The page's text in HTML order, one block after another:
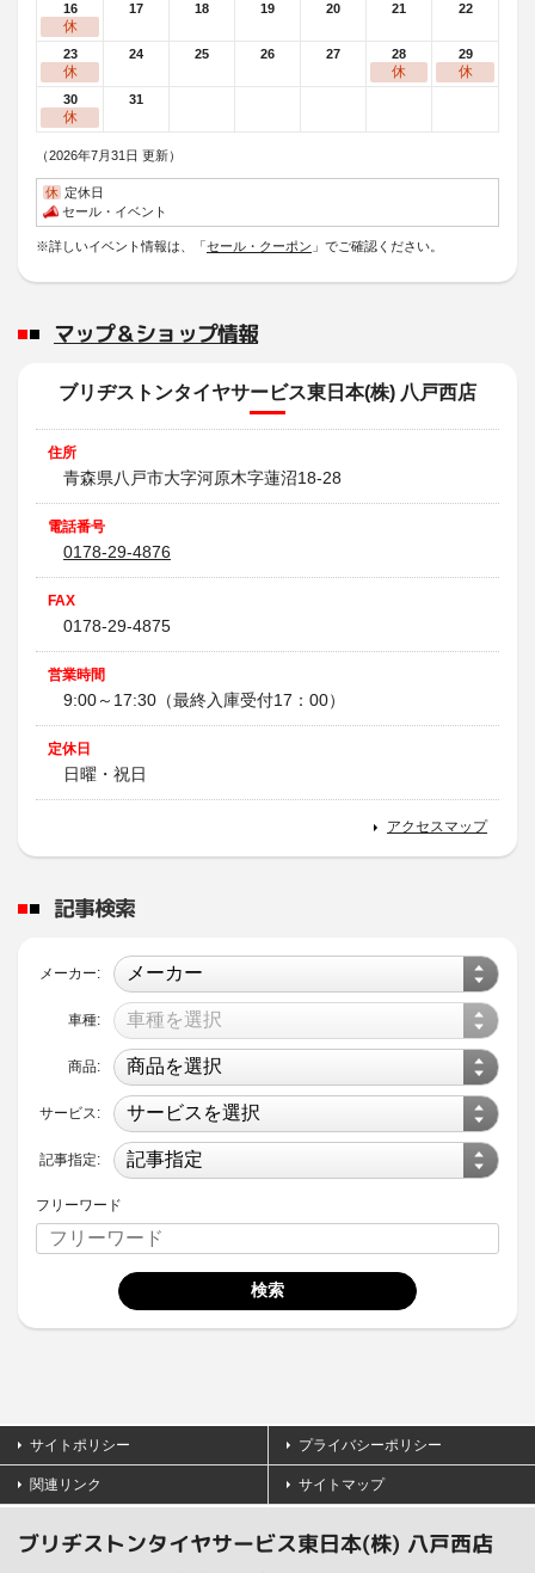
16
休
17 18 19 20 21 22
23
休
24 25 26 27 28
休
29
休
30
休
31
（2026年7月31日 更新）
休 定休日
セール・イベント
※詳しいイベント情報は、「セール・クーポン 」でご確認ください。
マップ＆ショップ情報
ブリヂストンタイヤサービス東日本(株) 八戸西店
住所
青森県八戸市大字河原木字蓮沼18-28
電話番号
0178-29-4876
FAX
0178-29-4875
営業時間
9:00～17:30（最終入庫受付17：00）
定休日
日曜・祝日
アクセスマップ
記事検索
メーカー:
車種:
商品:
サービス:
記事指定:
フリーワード
サイトポリシー プライバシーポリシー
関連リンク サイトマップ
ブリヂストンタイヤサービス東日本(株) 八戸西店